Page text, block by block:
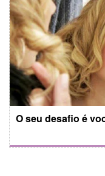
O seu desafio é